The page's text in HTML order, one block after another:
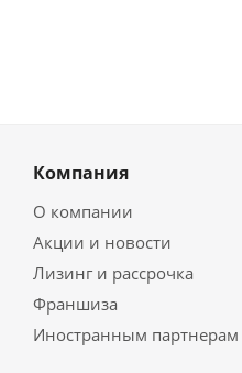
Компания
О компании
Акции и новости
Лизинг и рассрочка
Франшиза
Иностранным партнерам